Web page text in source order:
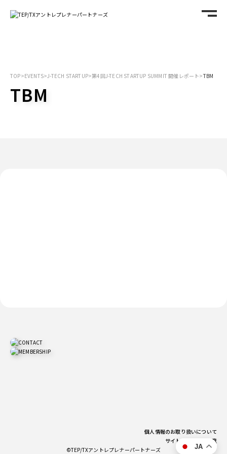
TOP>EVENTS>J-TECH STARTUP>第4回J-TECH STARTUP SUMMIT 開催レポート>TBM
TBM
個人情報のお取り扱いについて
サイトご利用上の注意
©TEP/TXアントレプレナーパートナーズ
JA